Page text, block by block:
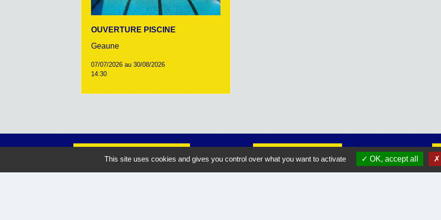
OUVERTURE PISCINE
Geaune
07/07/2026 au 30/08/2026
14:30
Nous contacter Liens utiles
This site uses cookies and gives you control over what you want to activate OK, accept all